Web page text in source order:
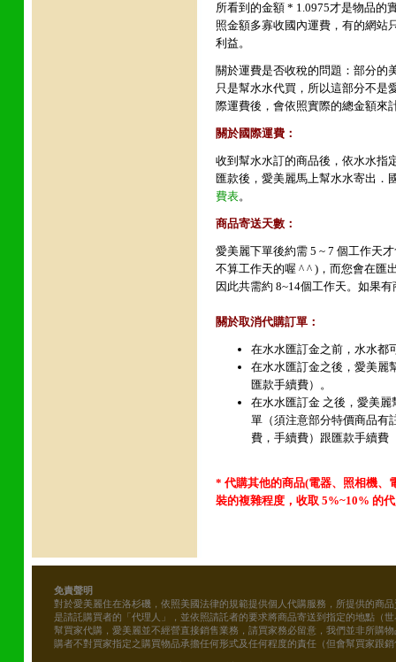
所看到的金額 * 1.0975才是物品的
照金額多寡收國內運費，有的網站
利益。
關於運費是否收稅的問題 ：部分的
只是幫水水代買，所以這部分不是
際運費後，會依照實際的總金額來
關於國際運費：
收到幫水水訂的商品後，依水水指
匯款後，愛美麗馬上幫水水寄出．
費表。
商品寄送天數：
愛美麗下單後約需 5 ~ 7 個工作天
不算工作天的喔 ^ ^ )，而您會在匯
因此共需約 8~14個工作天。如果
關於取消代購訂單：
在水水匯訂金之前，水水都
在水水匯訂金之後，愛美麗
匯款手續費）。
在水水匯訂金 之後，愛美
單（須注意部分特價商品有
費，手續費）跟匯款手續費
* 代購其他的商品(電器、照相機、
裝的複雜程度，收取 5%~10% 的
免責聲明
對於愛美麗住在洛杉磯，依照美國法律的規範提供個人代購服務，所提供的商
是請託購買者的「代理人」，並依照請託者的要求將商品寄送到指定的地點（
幫買家代購，愛美麗並不經營直接銷售業務，請買家務必留意，我們並非所購
購者不對買家指定之購買物品承擔任何形式及任何程度的責任（但會幫買家跟